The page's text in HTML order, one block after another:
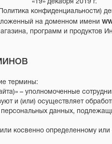
2019 г.
конфиденциальности)
на доменном имени
программ и продуктов
термины:
– уполномоченные
и (или) осуществляет
данных,
косвенно определенному